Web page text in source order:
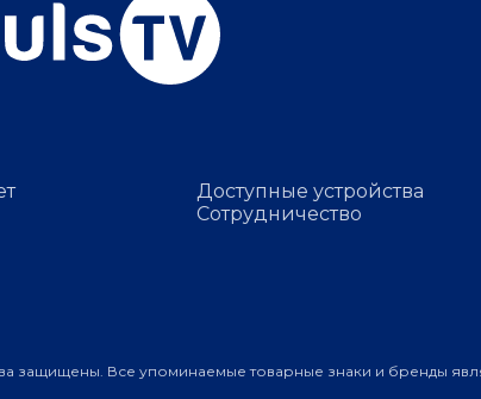
Доступные устройства
Сотрудничество
защищены. Все упоминаемые товарные знаки и бренды